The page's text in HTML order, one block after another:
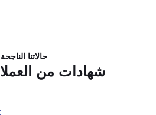
حالاتنا الناجحة